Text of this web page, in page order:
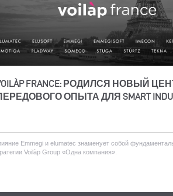
FRANCE: РОДИЛСЯ НОВЫЙ
ОПЫТА ДЛЯ SMART
Emmegi и elumatec знаменует собой
Voilàp Group «Одна компания».